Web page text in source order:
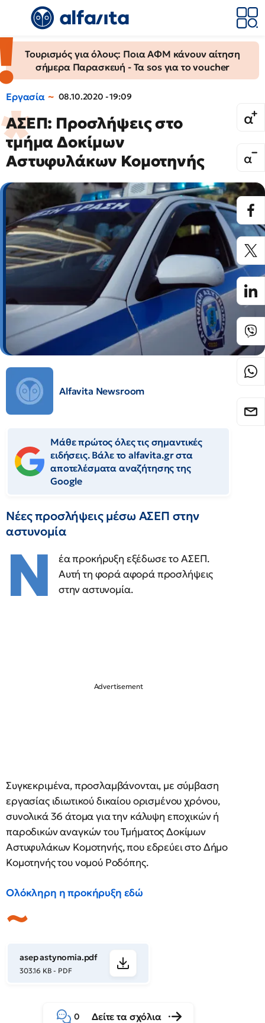
Τουρισμός για όλους: Ποια ΑΦΜ κάνουν αίτηση
σήμερα Παρασκευή - Τα sos για το voucher
Εργασία 08.10.2020 - 19:09
ΑΣΕΠ: Προσλήψεις στο
τμήμα Δοκίμων
Αστυφυλάκων Κομοτηνής
Alfavita Newsroom
Μάθε πρώτος όλες τις σημαντικές
ειδήσεις. Βάλε το alfavita.gr στα
αποτελέσματα αναζήτησης της
Google
Νέες προσλήψεις μέσω ΑΣΕΠ στην
αστυνομία
Ν
έα προκήρυξη εξέδωσε το ΑΣΕΠ.
Αυτή τη φορά αφορά προσλήψεις
στην αστυνομία.
Συγκεκριμένα, προσλαμβάνονται, με σύμβαση
εργασίας ιδιωτικού δικαίου ορισμένου χρόνου,
συνολικά 36 άτομα για την κάλυψη εποχικών ή
παροδικών αναγκών του Τμήματος Δοκίμων
Αστυφυλάκων Κομοτηνής, που εδρεύει στο Δήμο
Κομοτηνής του νομού Ροδόπης.
Ολόκληρη η προκήρυξη εδώ
asep astynomia.pdf
303.16 KB - PDF
0 Δείτε τα σχόλια